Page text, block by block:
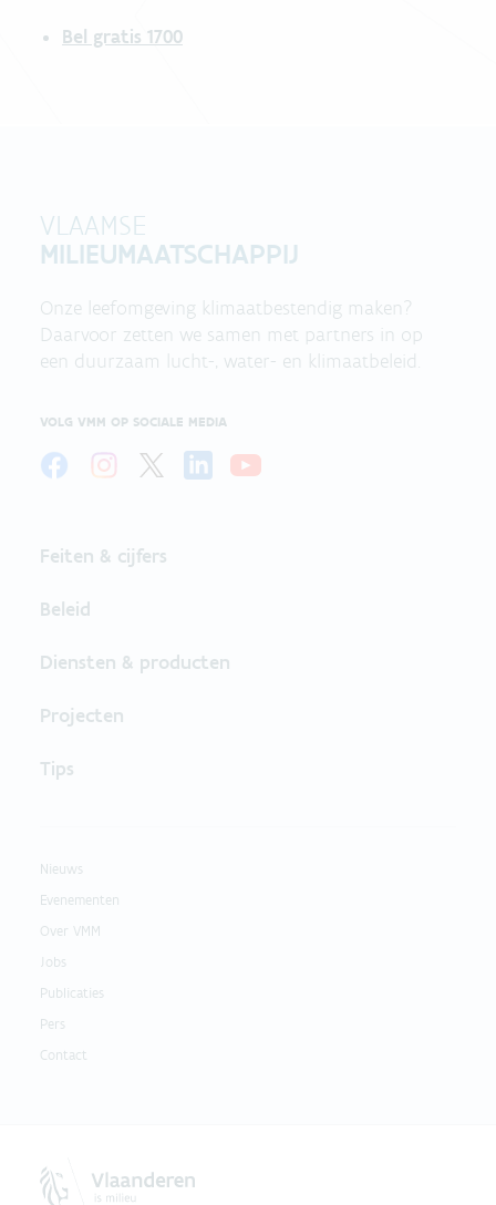
Bel gratis 1700
VLAAMSE
MILIEUMAATSCHAPPIJ
Onze leefomgeving klimaatbestendig maken?
Daarvoor zetten we samen met partners in op
een duurzaam lucht-, water- en klimaatbeleid.
VOLG VMM OP SOCIALE MEDIA
Feiten & cijfers
Beleid
Diensten & producten
Projecten
Tips
Nieuws
Evenementen
Over VMM
Jobs
Publicaties
Pers
Contact